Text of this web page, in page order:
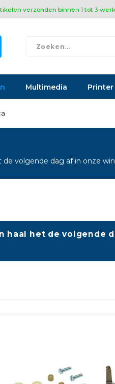
verzonden binnen 1 tot 3
Multimedia Printer
volgende dag af in onze
haal het de volgende